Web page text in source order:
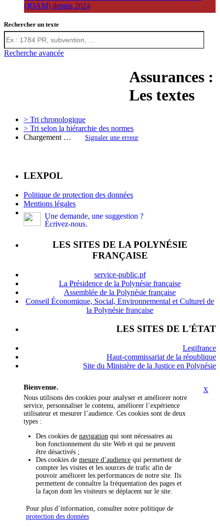
(JOAM) depuis 2024
Rechercher un texte
Recherche avancée
Assurances :
Les textes
> Tri chronologique
> Tri selon la hiérarchie des normes
Chargement …
Signaler une erreur
LEXPOL
Politique de protection des données
Mentions légales
Une demande, une suggestion ?
Écrivez-nous.
LES SITES DE LA POLYNÉSIE
FRANÇAISE
service-public.pf
La Présidence de la Polynésie française
Assemblée de la Polynésie française
Conseil Économique, Social, Environnemental et Culturel de
la Polynésie française
LES SITES DE L'ÉTAT
Legifrance
Haut-commissariat de la république
Site du Ministère de la Justice en Polynésie
X
Bienvenue.
Nous utilisons des cookies pour analyser et améliorer notre
service, personnaliser le contenu, améliorer l’expérience
utilisateur et mesurer l’audience. Ces cookies sont de deux
types :
Des cookies de navigation qui sont nécessaires au
bon fonctionnement du site Web et qui ne peuvent
être désactivés ;
Des cookies de mesure d’audience qui permettent de
compter les visites et les sources de trafic afin de
pouvoir améliorer les performances de notre site. Ils
permettent de connaître la fréquentation des pages et
la façon dont les visiteurs se déplacent sur le site.
Pour plus d’information, consulter notre politique de
protection des données